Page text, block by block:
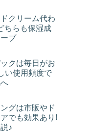
クリーム代わ
ちらも保湿成
プ
クは毎日がお
い使用頻度で
グは市販やド
でも効果あり!
♪